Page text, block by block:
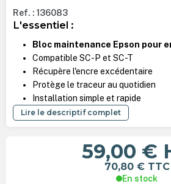
Ref. : 136083
L'essentiel :
Bloc maintenance Epson pour
Compatible SC-P et SC-T
Récupère l'encre excédentaire
Protège le traceur au quotidien
Installation simple et rapide
Lire le descriptif complet
59,00 €
70,80 € TTC
En stock